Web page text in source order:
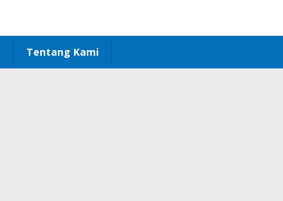
Tentang Kami